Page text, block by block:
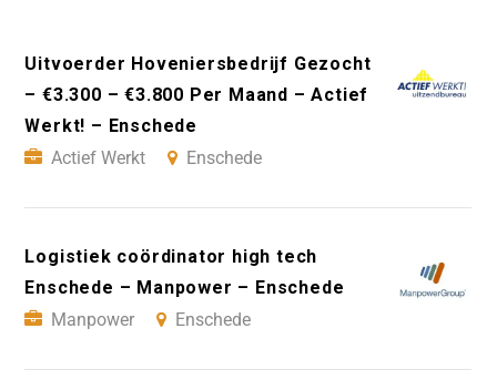
Uitvoerder Hoveniersbedrijf Gezocht
– €3.300 – €3.800 Per Maand – Actief
Werkt! – Enschede
Actief Werkt
Enschede
Logistiek coördinator high tech
Enschede – Manpower – Enschede
Manpower
Enschede